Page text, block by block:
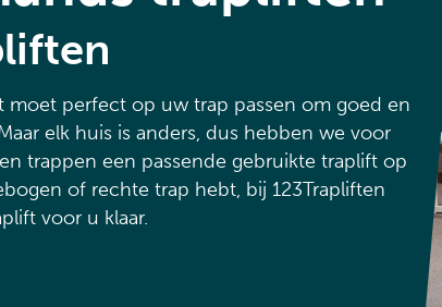
moet perfect op uw trap passen om goed en
elk huis is anders, dus hebben we voor
trappen een passende gebruikte traplift op
of rechte trap hebt, bij 123Trapliften
voor u klaar.